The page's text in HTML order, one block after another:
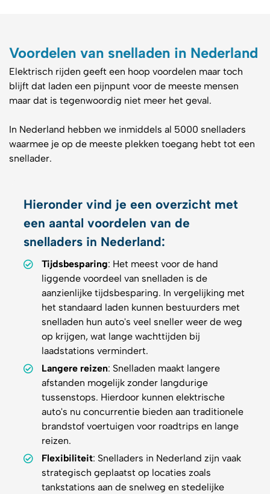
Voordelen van snelladen in Nederland
Elektrisch rijden geeft een hoop voordelen maar toch
blijft dat laden een pijnpunt voor de meeste mensen
maar dat is tegenwoordig niet meer het geval.
In Nederland hebben we inmiddels al 5000 snelladers
waarmee je op de meeste plekken toegang hebt tot een
snellader.
Hieronder vind je een overzicht met
een aantal voordelen van de
snelladers in Nederland:
Tijdsbesparing: Het meest voor de hand
liggende voordeel van snelladen is de
aanzienlijke tijdsbesparing. In vergelijking met
het standaard laden kunnen bestuurders met
snelladen hun auto's veel sneller weer de weg
op krijgen, wat lange wachttijden bij
laadstations vermindert.
Langere reizen: Snelladen maakt langere
afstanden mogelijk zonder langdurige
tussenstops. Hierdoor kunnen elektrische
auto's nu concurrentie bieden aan traditionele
brandstof voertuigen voor roadtrips en lange
reizen.
Flexibiliteit: Snelladers in Nederland zijn vaak
strategisch geplaatst op locaties zoals
tankstations aan de snelweg en stedelijke